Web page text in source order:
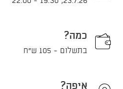
כמה?
בתשלום - 105 ש"ח
איפה?